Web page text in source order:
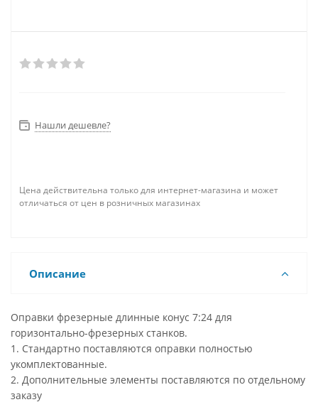
Нашли дешевле?
Цена действительна только для интернет-магазина и может
отличаться от цен в розничных магазинах
Описание
Оправки фрезерные длинные конус 7:24 для
горизонтально-фрезерных станков.
1. Стандартно поставляются оправки полностью
укомплектованные.
2. Дополнительные элементы поставляются по отдельному
заказу